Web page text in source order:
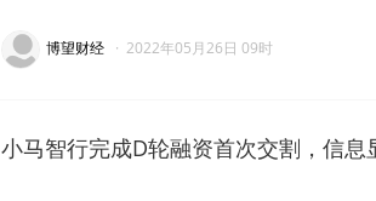
博望财经 · 2022年05月26日 09时
小马智行完成D轮融资首次交割，信